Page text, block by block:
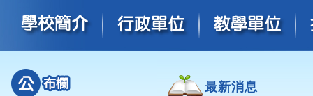
最新消息